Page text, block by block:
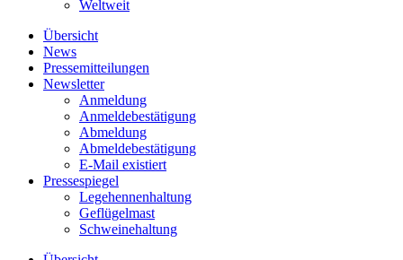
Weltweit
Übersicht
News
Pressemitteilungen
Newsletter
Anmeldung
Anmeldebestätigung
Abmeldung
Abmeldebestätigung
E-Mail existiert
Pressespiegel
Legehennenhaltung
Geflügelmast
Schweinehaltung